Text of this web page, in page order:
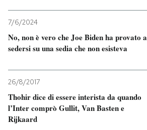
7/6/2024
No, non è vero che Joe Biden ha provato a
sedersi su una sedia che non esisteva
26/8/2017
Thohir dice di essere interista da quando
l’Inter comprò Gullit, Van Basten e
Rijkaard